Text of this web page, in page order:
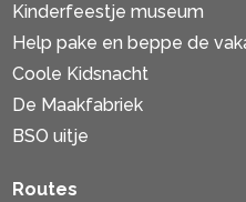
Kinderfeestje museum
Help pake en beppe de
Coole Kidsnacht
De Maakfabriek
BSO uitje
Routes